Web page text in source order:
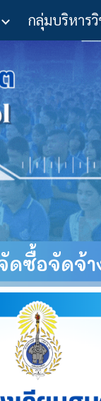
กลุ่มบริหารวิ
ดซื้อจัดจ้า